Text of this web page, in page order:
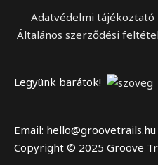
Adatvédelmi tájékoztató
Általános szerződési
Legyünk barátok!
Email: hello@groovetrails.hu
Copyright © 2025 Groove